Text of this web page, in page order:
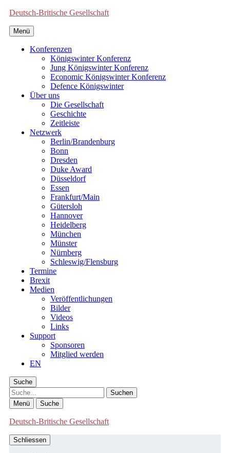
Deutsch-Britische Gesellschaft
Menü
Konferenzen
Königswinter Konferenz
Jung Königswinter Konferenz
Economic Königswinter Konferenz
Defence Königswinter
Über uns
Die Gesellschaft
Geschichte
Zeitleiste
Netzwerk
Berlin/Brandenburg
Bonn
Dresden
Duke Award
Düsseldorf
Essen
Frankfurt/Main
Gütersloh
Hannover
Heidelberg
München
Münster
Nürnberg
Schleswig/Flensburg
Termine
Brexit
Medien
Veröffentlichungen
Bilder
Videos
Links
Support
Sponsoren
Mitglied werden
EN
Suche
Suche
Menü Suche
Deutsch-Britische Gesellschaft
Schliessen